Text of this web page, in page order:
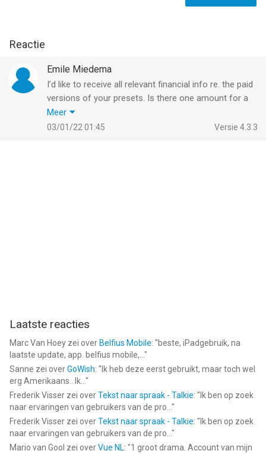
Reactie
Emile Miedema
I’d like to receive all relevant financial info re. the paid
versions of your presets. Is there one amount for a
lifetime subscription? Lifetime is relevant in my case,
cause I am 71 years old. I am not a big fan of
Meer
Versie 4.3.3
03/01/22 01:45
Laatste reacties
Marc Van Hoey zei over Belfius Mobile: "beste, iPadgebruik, na
laatste update, app. belfius mobile,... "
Sanne zei overGoWish: " Ik heb deze eerst gebruikt, maar toch wel
erg Amerikaans.. Ik... "
Frederik Visser zei overTekst naar spraak - Talkie: " Ik ben op zoek
naar ervaringen van gebruikers van de pro... "
Frederik Visser zei overTekst naar spraak - Talkie: " Ik ben op zoek
naar ervaringen van gebruikers van de pro... "
Mario van Gool zei overVue NL: "1 groot drama. Account van mijn